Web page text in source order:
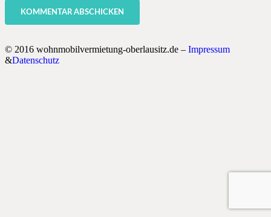
KOMMENTAR ABSCHICKEN
© 2016 wohnmobilvermietung-oberlausitz.de – Impressum
&Datenschutz